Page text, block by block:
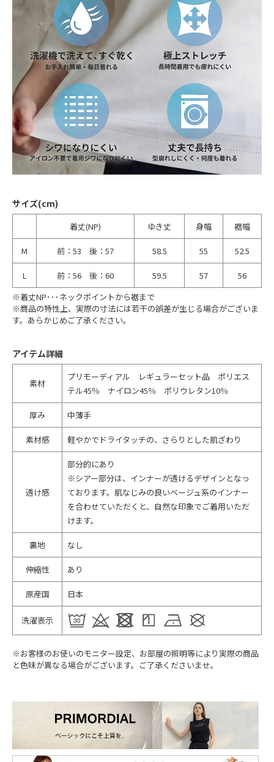
サイズ(cm)
着丈(NP) ゆき丈 身幅 裾幅
M 前：53 後：57 58.5 55 52.5
L 前：56 後：60 59.5 57
56
※着丈NP･･･ネックポイントから裾まで
※商品の特性上、実際の寸法には若干の誤差が生じる場合がございま
す。あらかじめご了承ください。
アイテム詳細
素材
プリモーディアル レギュラーセット品 ポリエス
テル45％ ナイロン45％ ポリウレタン10％
厚み 中薄手
素材感 軽やかでドライタッチの、さらりとした肌ざわり
透け感
部分的にあり
※シアー部分は、インナーが透けるデザインとなっ
ております。肌なじみの良いベージュ系のインナー
を合わせていただくと、自然な印象でご着用いただ
けます。
裏地 なし
伸縮性 あり
原産国 日本
洗濯表示
※お客様のお使いのモニター設定、お部屋の照明等により実際の商品
と色味が異なる場合がございます。ご了承くださいませ。